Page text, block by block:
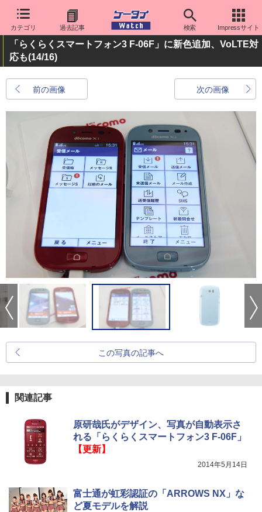
カテゴリ 過去記事 検索 Impressサイト
「らくらくスマートフォン3 F-06F」に新色追加、VoLTE対
応も(14/16)
前の画像 次の画像
この写真の記事へ
関連記事
原研哉氏がデザイン、写真が自動表示さ
れる「らくらくスマートフォン3 F-06F」
【更新】
2014年5月14日
富士通が虹彩認証の「ARROWS NX」な
ど夏モデルを解説